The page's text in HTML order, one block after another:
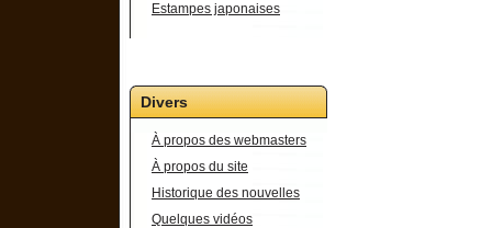
Estampes japonaises
Divers
À propos des webmasters
À propos du site
Historique des nouvelles
Quelques vidéos